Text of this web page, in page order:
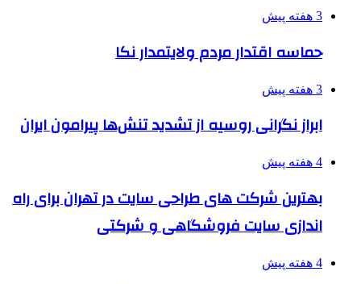
3 هفته پیش
حماسه اقتدار مردم ولایتمدار نکا
3 هفته پیش
ابراز نگرانی روسیه از تشدید تنش‌ها پیرامون ایران
4 هفته پیش
بهترین شرکت های طراحی سایت در تهران برای راه
اندازی سایت فروشگاهی و شرکتی
4 هفته پیش